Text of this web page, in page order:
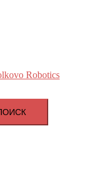
Robotics